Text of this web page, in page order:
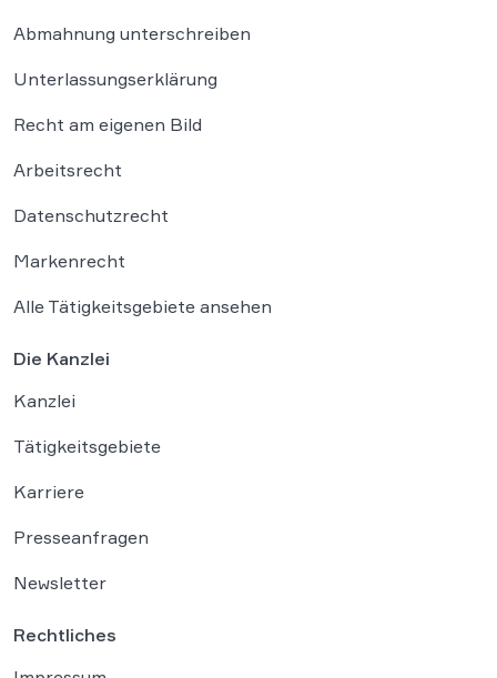
Abmahnung unterschreiben
Unterlassungserklärung
Recht am eigenen Bild
Arbeitsrecht
Datenschutzrecht
Markenrecht
Alle Tätigkeitsgebiete ansehen
Die Kanzlei
Kanzlei
Tätigkeitsgebiete
Karriere
Presseanfragen
Newsletter
Rechtliches